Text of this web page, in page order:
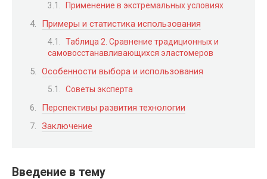
Применение в экстремальных условиях
Примеры и статистика использования
Таблица 2. Сравнение традиционных и
самовосстанавливающихся эластомеров
Особенности выбора и использования
Советы эксперта
Перспективы развития технологии
Заключение
Введение в тему